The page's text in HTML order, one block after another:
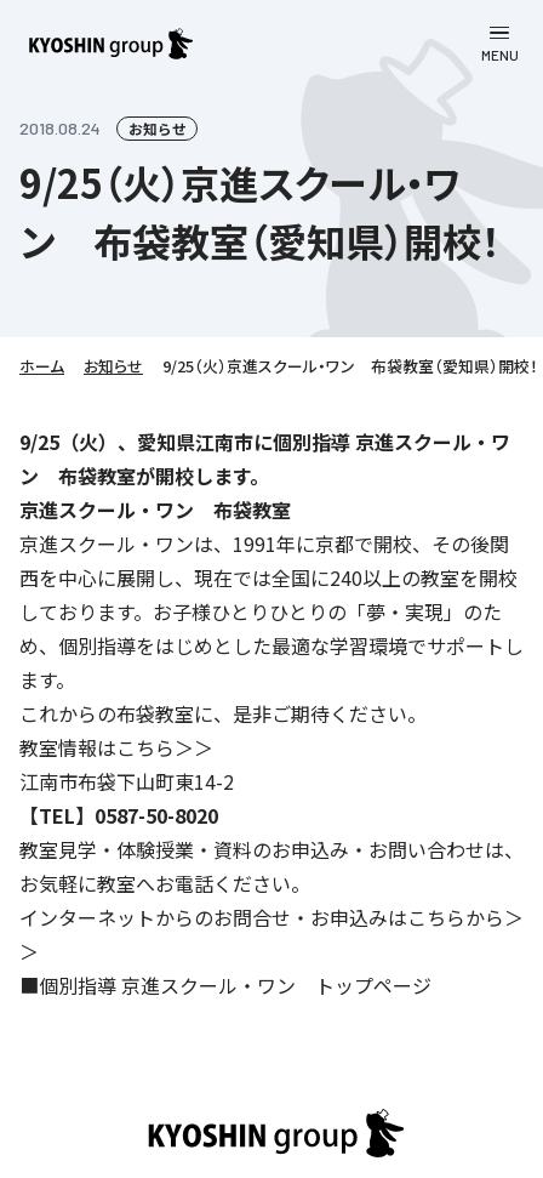
MENU
会社案内
会社案内
会社概要／組織図
Company’s Profile
沿革
社歌
本社所在地
京進グループが目指す姿
子会社および関係会社
フランチャイズ事業
ソーシャルメディア公式アカウント
事業一覧
学びの成果
語学学習
ライフキャリア
育児・暮らし
京進グループの事業所
サステナビリティ
お客さま満足度向上の取り組み
労働環境向上の取り組み
CSRレポート
社会貢献活動
ミャンマーへの支援活動
オリジナルバッグプロジェクト
清華・京進発展フォーラム
立木奨学金
DX（デジタル変革）
DXビジョン・DX戦略
株主・投資家向け情報
株主・投資家向け情報
株主・株式関連情報
株主・投資家の皆さまへ
ビジョン／経営方針
連結業績・財務
IRライブラリー
IRカレンダー
ディスクロージャーポリシー
よくあるご質問
免責事項
IRお問合せ
採用情報
採用情報
京進リクルートInstagram
新卒採用情報
新卒採用デジタルパンフレット
中途採用
講師（アルバイト）募集
保育事業 採用
日本語教育事業 採用
介護事業 採用
お問い合わせ
利用規約
個人情報保護方針
特別警報発令時の授業について
Copyright © KYOSHIN Co., Ltd. All rights reserved.
2018.08.24 お知らせ
9/25（火）京進スクール・ワ
ン 布袋教室（愛知県）開校！
ホーム お知らせ 9/25（火）京進スクール・ワン 布袋教室（愛知県）開校！
9/25（火）、愛知県江南市に個別指導 京進スクール・ワ
ン 布袋教室が開校します。
京進スクール・ワン 布袋教室
京進スクール・ワンは、1991年に京都で開校、その後関
西を中心に展開し、現在では全国に240以上の教室を開校
しております。お子様ひとりひとりの「夢・実現」のた
め、個別指導をはじめとした最適な学習環境でサポートし
ます。
これからの布袋教室に、是非ご期待ください。
教室情報はこちら＞＞
江南市布袋下山町東14-2
【TEL】0587-50-8020
教室見学・体験授業・資料のお申込み・お問い合わせは、
お気軽に教室へお電話ください。
インターネットからのお問合せ・お申込みはこちらから＞
＞
■個別指導 京進スクール・ワン トップページ